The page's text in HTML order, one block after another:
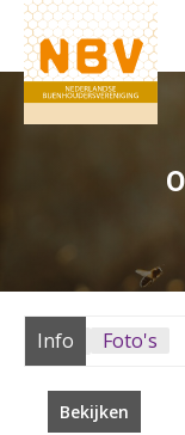
Info Foto's
Bekijken